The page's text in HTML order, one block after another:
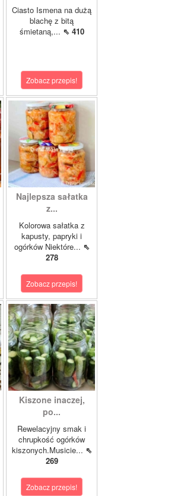
Ciasto Ismena na dużą
blachę z bitą
śmietaną,... ⇖ 410
Zobacz przepis!
Najlepsza sałatka
z...
Kolorowa sałatka z
kapusty, papryki i
ogórków Niektóre... ⇖
278
Zobacz przepis!
Kiszone inaczej,
po...
Rewelacyjny smak i
chrupkość ogórków
kiszonych.Musicie... ⇖
269
Zobacz przepis!